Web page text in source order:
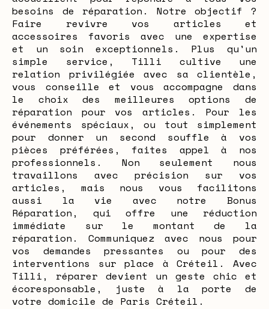
besoins de réparation. Notre objectif ?
Faire revivre vos articles et
accessoires favoris avec une expertise
et un soin exceptionnels. Plus qu'un
simple service, Tilli cultive une
relation privilégiée avec sa clientèle,
vous conseille et vous accompagne dans
le choix des meilleures options de
réparation pour vos articles. Pour les
événements spéciaux, ou tout simplement
pour donner un second souffle à vos
pièces préférées, faites appel à nos
professionnels. Non seulement nous
travaillons avec précision sur vos
articles, mais nous vous facilitons
aussi la vie avec notre Bonus
Réparation, qui offre une réduction
immédiate sur le montant de la
réparation. Communiquez avec nous pour
vos demandes pressantes ou pour des
interventions sur place à Créteil. Avec
Tilli, réparer devient un geste chic et
écoresponsable, juste à la porte de
votre domicile de Paris Créteil.